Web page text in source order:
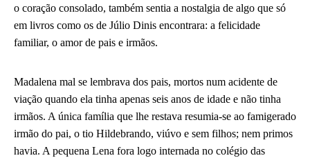
o coração consolado, também sentia a nostalgia de algo que só
em livros como os de Júlio Dinis encontrara: a felicidade
familiar, o amor de pais e irmãos.
Madalena mal se lembrava dos pais, mortos num acidente de
viação quando ela tinha apenas seis anos de idade e não tinha
irmãos. A única família que lhe restava resumia-se ao famigerado
irmão do pai, o tio Hildebrando, viúvo e sem filhos; nem primos
havia. A pequena Lena fora logo internada no colégio das